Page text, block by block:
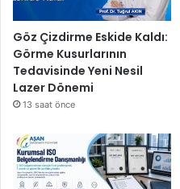
Göz Çizdirme Eskide Kaldı:
Görme Kusurlarının
Tedavisinde Yeni Nesil
Lazer Dönemi
13 saat önce